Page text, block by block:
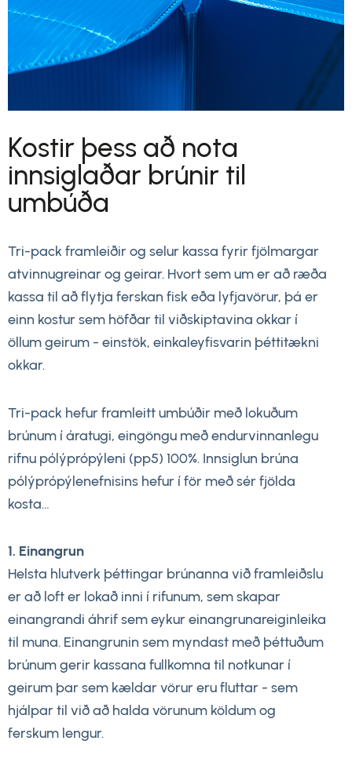
Kostir þess að nota
innsiglaðar brúnir til
umbúða
Tri-pack framleiðir og selur kassa fyrir fjölmargar
atvinnugreinar og geirar. Hvort sem um er að ræða
kassa til að flytja ferskan fisk eða lyfjavörur, þá er
einn kostur sem höfðar til viðskiptavina okkar í
öllum geirum - einstök, einkaleyfisvarin þéttitækni
okkar.
Tri-pack hefur framleitt umbúðir með lokuðum
brúnum í áratugi, eingöngu með endurvinnanlegu
rifnu pólýprópýleni (pp5) 100%. Innsiglun brúna
pólýprópýlenefnisins hefur í för með sér fjölda
kosta…
1. Einangrun
Helsta hlutverk þéttingar brúnanna við framleiðslu
er að loft er lokað inni í rifunum, sem skapar
einangrandi áhrif sem eykur einangrunareiginleika
til muna. Einangrunin sem myndast með þéttuðum
brúnum gerir kassana fullkomna til notkunar í
geirum þar sem kældar vörur eru fluttar - sem
hjálpar til við að halda vörunum köldum og
ferskum lengur.